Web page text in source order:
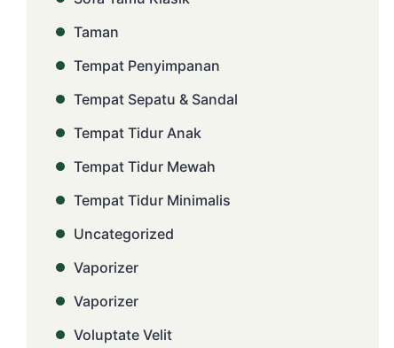
Taman
Tempat Penyimpanan
Tempat Sepatu & Sandal
Tempat Tidur Anak
Tempat Tidur Mewah
Tempat Tidur Minimalis
Uncategorized
Vaporizer
Vaporizer
Voluptate Velit